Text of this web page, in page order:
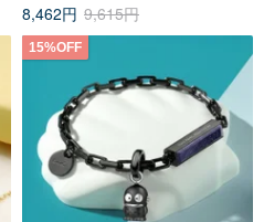
8,462円 9,615円
15%OFF